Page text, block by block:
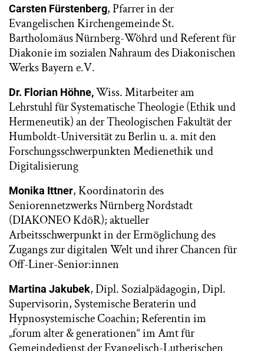
Carsten Fürstenberg, Pfarrer in der
Evangelischen Kirchengemeinde St.
Bartholomäus Nürnberg-Wöhrd und Referent für
Diakonie im sozialen Nahraum des Diakonischen
Werks Bayern e.V.
Dr. Florian Höhne,Wiss. Mitarbeiter am
Lehrstuhl für Systematische Theologie (Ethik und
Hermeneutik) an der Theologischen Fakultät der
Humboldt-Universität zu Berlin u. a. mit den
Forschungsschwerpunkten Medienethik und
Digitalisierung
Monika Ittner, Koordinatorin des
Seniorennetzwerks Nürnberg Nordstadt
(DIAKONEO KdöR); aktueller
Arbeitsschwerpunkt in der Ermöglichung des
Zugangs zur digitalen Welt und ihrer Chancen für
Off-Liner-Senior:innen
Martina Jakubek, Dipl. Sozialpädagogin, Dipl.
Supervisorin, Systemische Beraterin und
Hypnosystemische Coachin; Referentin im
„forum alter & generationen“ im Amt für
Gemeindedienst der Evangelisch-Lutherischen